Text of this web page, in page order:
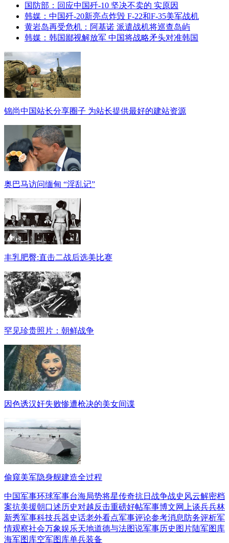
国防部：回应中国歼-10 坚决不卖的 实原因
韩媒：中国歼-20新亮点炸毁 F-22和F-35美军战机
黄岩岛再受危机：阿基诺 派遣战机将巡查岛屿
韩媒：韩国鄙视解放军 中国将战略矛头对准韩国
锦尚中国站长分享圈子 为站长提供最好的建站资源
奥巴马访问缅甸 “淫乱记”
丰乳肥臀:直击二战后选美比赛
罕见珍贵照片：朝鲜战争
因色诱汉奸失败惨遭枪决的美女间谍
偷窥美军隐身舰建造全过程
中国军事环球军事台海局势将星传奇抗日战争战史风云解密档
案抗美援朝口述历史对越反击重磅好帖军事博文网上谈兵兵林
新秀军事科技兵器史话老外看点军事评论参考消息 防务评析军
情观察社会万象娱乐天地道德与法图说军事历史图片陆军图库
海军图库空军图库单兵装备